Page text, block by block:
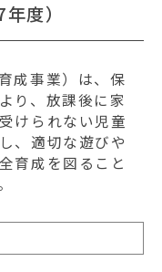
度）
成事業）は、保
り、放課後に家
けられない児童
、適切な遊びや
育成を図ること